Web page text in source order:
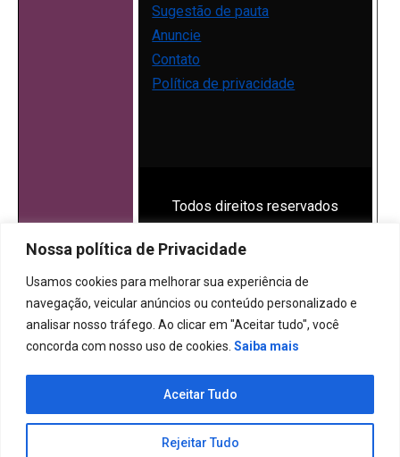
Nossa política de Privacidade
Usamos cookies para melhorar sua experiência de
navegação, veicular anúncios ou conteúdo personalizado e
analisar nosso tráfego. Ao clicar em "Aceitar tudo", você
concorda com nosso uso de cookies. Saiba mais
Rejeitar Tudo
Aceitar Tudo
Sugestão de pauta
Anuncie
Contato
Política de privacidade
Todos direitos reservados
Proudly powered by
WordPress|Theme: Allure
News byCandid Themes.